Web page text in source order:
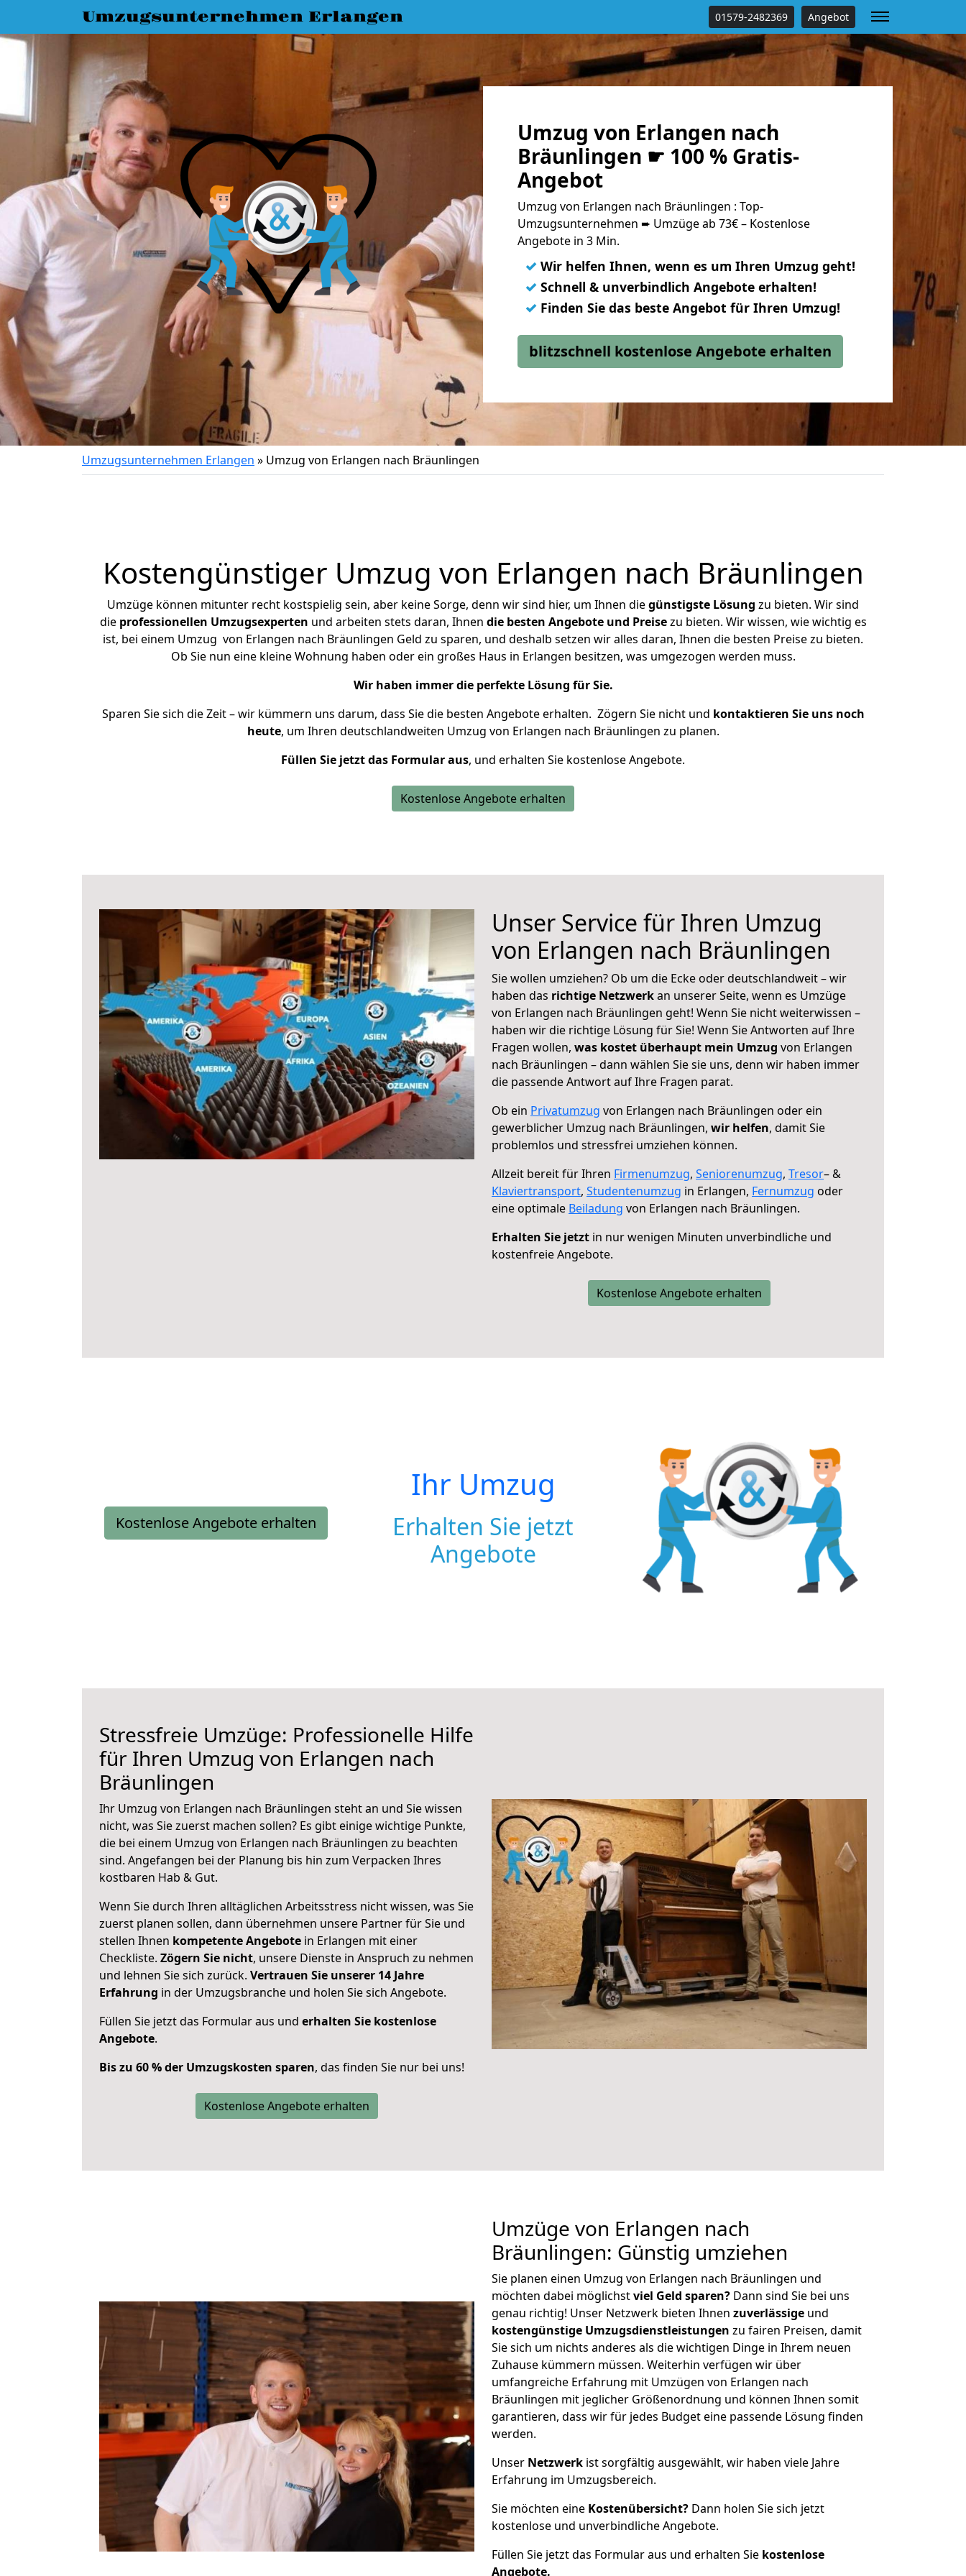
Umzugsunternehmen Erlangen 01579-2482369 Angebot
Umzug von Erlangen nach
Bräunlingen ☛ 100 % Gratis-
Angebot
Umzug von Erlangen nach Bräunlingen : Top-
Umzugsunternehmen ➨ Umzüge ab 73€ – Kostenlose
Angebote in 3 Min.
✓ Wir helfen Ihnen, wenn es um Ihren Umzug geht!
✓ Schnell & unverbindlich Angebote erhalten!
✓ Finden Sie das beste Angebot für Ihren Umzug!
blitzschnell kostenlose Angebote erhalten
Umzugsunternehmen Erlangen » Umzug von Erlangen nach Bräunlingen
Kostengünstiger Umzug von Erlangen nach Bräunlingen
Umzüge können mitunter recht kostspielig sein, aber keine Sorge, denn wir sind hier, um Ihnen diegünstigste Lösung zu bieten. Wir sind
die professionellen Umzugsexperten und arbeiten stets daran, Ihnen die besten Angebote und Preisezu bieten. Wir wissen, wie wichtig es
ist, bei einem Umzug von Erlangen nach Bräunlingen Geld zu sparen, und deshalb setzen wir alles daran, Ihnen die besten Preise zu bieten.
Ob Sie nun eine kleine Wohnung haben oder ein großes Haus in Erlangen besitzen, was umgezogen werden muss.
Wir haben immer die perfekte Lösung für Sie.
Sparen Sie sich die Zeit – wir kümmern uns darum, dass Sie die besten Angebote erhalten. Zögern Sie nicht und kontaktieren Sie uns noch
heute, um Ihren deutschlandweiten Umzug von Erlangen nach Bräunlingen zu planen.
Füllen Sie jetzt das Formular aus, und erhalten Sie kostenlose Angebote.
Kostenlose Angebote erhalten
Unser Service für Ihren Umzug
von Erlangen nach Bräunlingen
Sie wollen umziehen? Ob um die Ecke oder deutschlandweit – wir
haben das richtige Netzwerkan unserer Seite, wenn es Umzüge
von Erlangen nach Bräunlingen geht! Wenn Sie nicht weiterwissen –
haben wir die richtige Lösung für Sie! Wenn Sie Antworten auf Ihre
Fragen wollen, was kostet überhaupt mein Umzug von Erlangen
nach Bräunlingen – dann wählen Sie sie uns, denn wir haben immer
die passende Antwort auf Ihre Fragen parat.
Ob ein Privatumzug von Erlangen nach Bräunlingen oder ein
gewerblicher Umzug nach Bräunlingen, wir helfen, damit Sie
problemlos und stressfrei umziehen können.
Allzeit bereit für Ihren Firmenumzug, Seniorenumzug, Tresor– &
Klaviertransport, Studentenumzug in Erlangen, Fernumzug oder
eine optimale Beiladung von Erlangen nach Bräunlingen.
Erhalten Sie jetzt in nur wenigen Minuten unverbindliche und
kostenfreie Angebote.
Kostenlose Angebote erhalten
Kostenlose Angebote erhalten
Ihr Umzug
Erhalten Sie jetzt
Angebote
Stressfreie Umzüge: Professionelle Hilfe
für Ihren Umzug von Erlangen nach
Bräunlingen
Ihr Umzug von Erlangen nach Bräunlingen steht an und Sie wissen
nicht, was Sie zuerst machen sollen? Es gibt einige wichtige Punkte,
die bei einem Umzug von Erlangen nach Bräunlingen zu beachten
sind. Angefangen bei der Planung bis hin zum Verpacken Ihres
kostbaren Hab & Gut.
Wenn Sie durch Ihren alltäglichen Arbeitsstress nicht wissen, was Sie
zuerst planen sollen, dann übernehmen unsere Partner für Sie und
stellen Ihnen kompetente Angebote in Erlangen mit einer
Checkliste. Zögern Sie nicht, unsere Dienste in Anspruch zu nehmen
und lehnen Sie sich zurück. Vertrauen Sie unserer 14 Jahre
Erfahrung in der Umzugsbranche und holen Sie sich Angebote.
Füllen Sie jetzt das Formular aus und erhalten Sie kostenlose
Angebote.
Bis zu 60 % der Umzugskosten sparen, das finden Sie nur bei uns!
Kostenlose Angebote erhalten
Umzüge von Erlangen nach
Bräunlingen: Günstig umziehen
Sie planen einen Umzug von Erlangen nach Bräunlingen und
möchten dabei möglichstviel Geld sparen? Dann sind Sie bei uns
genau richtig! Unser Netzwerk bieten Ihnen zuverlässige und
kostengünstige Umzugsdienstleistungen zu fairen Preisen, damit
Sie sich um nichts anderes als die wichtigen Dinge in Ihrem neuen
Zuhause kümmern müssen. Weiterhin verfügen wir über
umfangreiche Erfahrung mit Umzügen von Erlangen nach
Bräunlingen mit jeglicher Größenordnung und können Ihnen somit
garantieren, dass wir für jedes Budget eine passende Lösung finden
werden.
Unser Netzwerk ist sorgfältig ausgewählt, wir haben viele Jahre
Erfahrung im Umzugsbereich.
Sie möchten eine Kostenübersicht? Dann holen Sie sich jetzt
kostenlose und unverbindliche Angebote.
Füllen Sie jetzt das Formular aus und erhalten Sie kostenlose
Angebote.